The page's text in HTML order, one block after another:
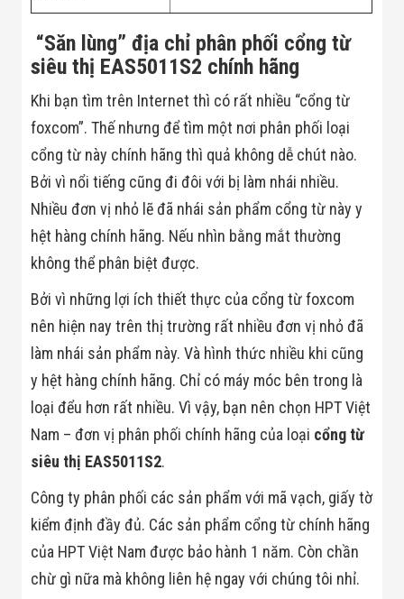
“Săn lùng” địa chỉ phân phối cổng từ
siêu thị EAS5011S2 chính hãng
Khi bạn tìm trên Internet thì có rất nhiều “cổng từ
foxcom”. Thế nhưng để tìm một nơi phân phối loại
cổng từ này chính hãng thì quả không dễ chút nào.
Bởi vì nổi tiếng cũng đi đôi với bị làm nhái nhiều.
Nhiều đơn vị nhỏ lẽ đã nhái sản phẩm cổng từ này y
hệt hàng chính hãng. Nếu nhìn bằng mắt thường
không thể phân biệt được.
Bởi vì những lợi ích thiết thực của cổng từ foxcom
nên hiện nay trên thị trường rất nhiều đơn vị nhỏ đã
làm nhái sản phẩm này. Và hình thức nhiều khi cũng
y hệt hàng chính hãng. Chỉ có máy móc bên trong là
loại đểu hơn rất nhiều. Vì vậy, bạn nên chọn HPT Việt
Nam – đơn vị phân phối chính hãng của loại cổng từ
siêu thị EAS5011S2.
Công ty phân phối các sản phẩm với mã vạch, giấy tờ
kiểm định đầy đủ. Các sản phẩm cổng từ chính hãng
của HPT Việt Nam được bảo hành 1 năm. Còn chần
chừ gì nữa mà không liên hệ ngay với chúng tôi nhỉ.